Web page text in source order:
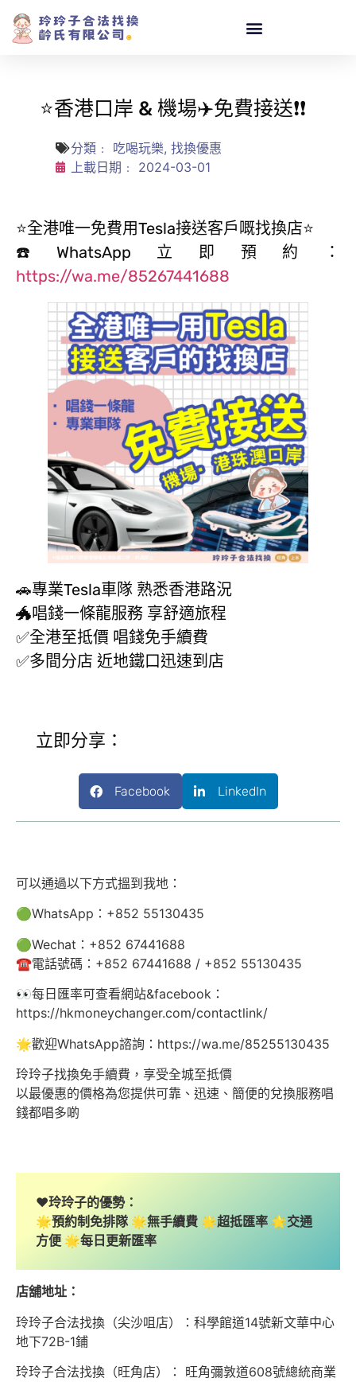
⭐香港口岸 & 機場✈️免費接送❗️❗️
分類﹕ 吃喝玩樂, 找換優惠
上載日期﹕
2024-03-01
⭐全港唯一免費用Tesla接送客戶嘅找換店⭐
☎️WhatsApp立即預約：
https://wa.me/85267441688
🚗專業Tesla車隊 熟悉香港路況
🐲唱錢一條龍服務 享舒適旅程
✅全港至抵價 唱錢免手續費
✅多間分店 近地鐵口迅速到店
立即分享：
Facebook LinkedIn
可以通過以下方式搵到我地：
🟢WhatsApp：+852 55130435
🟢Wechat：+852 67441688
☎️電話號碼：+852 67441688 / +852 55130435
👀每日匯率可查看網站&facebook：
https://hkmoneychanger.com/contactlink/
🌟歡迎WhatsApp諮詢：https://wa.me/85255130435
玲玲子找換免手續費，享受全城至抵價
以最優惠的價格為您提供可靠、迅速、簡便的兌換服務唱
錢都唱多啲
❤️玲玲子的優勢：
🌟預約制免排隊 🌟無手續費 🌟超抵匯率 🌟交通
方便 🌟每日更新匯率
店舖地址：
玲玲子合法找換（尖沙咀店）：科學館道14號新文華中心
地下72B-1鋪
玲玲子合法找換（旺角店）： 旺角彌敦道608號總統商業